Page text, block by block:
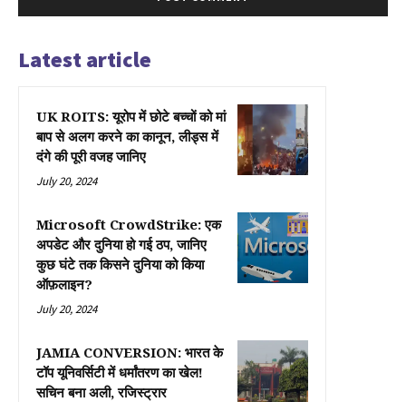
Latest article
UK ROITS: यूरोप में छोटे बच्चों को मां
बाप से अलग करने का कानून, लीड्स में
दंगे की पूरी वजह जानिए
July 20, 2024
Microsoft CrowdStrike: एक
अपडेट और दुनिया हो गई ठप, जानिए
कुछ घंटे तक किसने दुनिया को किया
ऑफ़लाइन?
July 20, 2024
JAMIA CONVERSION: भारत के
टॉप यूनिवर्सिटी में धर्मांतरण का खेल!
सचिन बना अली, रजिस्ट्रार